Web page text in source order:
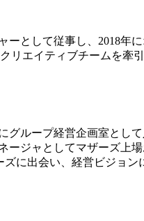
ーとして従事し、2018年
リエイティブチームを牽引
グループ経営企画室とし
ージャとしてマザーズ上
に出会い、経営ビジョン